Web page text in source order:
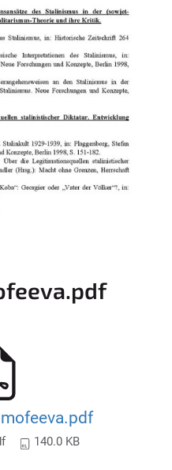
140.0 KB